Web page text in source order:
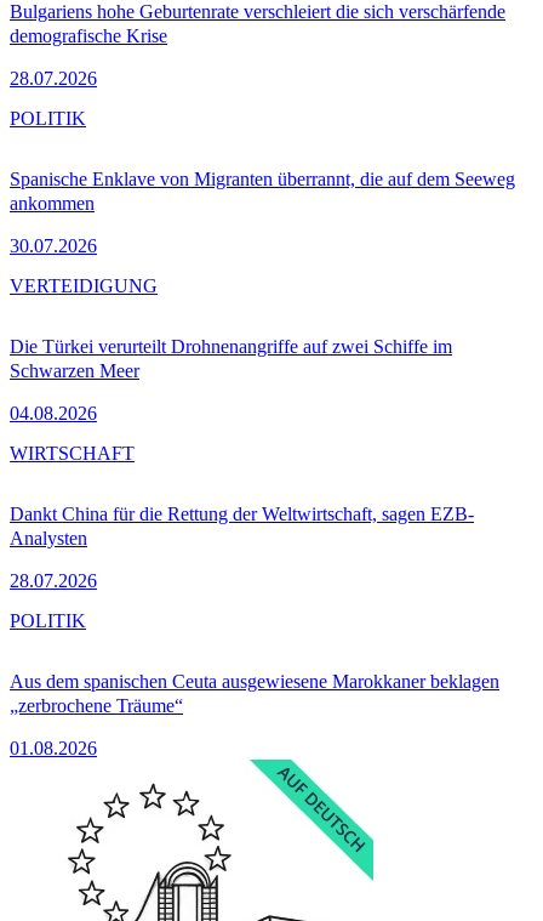
Bulgariens hohe Geburtenrate verschleiert die sich verschärfende
demografische Krise
28.07.2026
Spanische Enklave von Migranten überrannt, die auf dem Seeweg
ankommen
30.07.2026
POLITIK
Die Türkei verurteilt Drohnenangriffe auf zwei Schiffe im
Schwarzen Meer
04.08.2026
VERTEIDIGUNG
Dankt China für die Rettung der Weltwirtschaft, sagen EZB-
Analysten
28.07.2026
WIRTSCHAFT
Aus dem spanischen Ceuta ausgewiesene Marokkaner beklagen
„zerbrochene Träume“
01.08.2026
POLITIK